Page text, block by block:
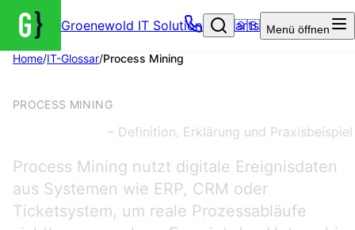
Groenewold IT Solutions – Startseite
🇬🇧 Menü öffnen
Home/IT-Glossar/Process Mining
PROCESS MINING
– Definition, Erklärung und Praxisbeispiel
Process Mining nutzt digitale Ereignisdaten
aus Systemen wie ERP, CRM oder
Ticketsystem, um reale Prozessabläufe